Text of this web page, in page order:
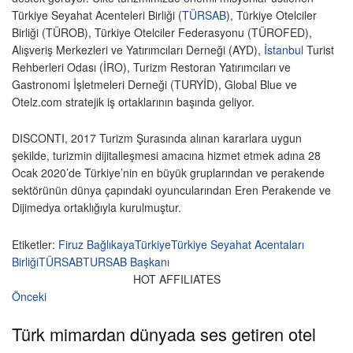
Türkiye Seyahat Acenteleri Birliği (TÜRSAB), Türkiye Otelciler
Birliği (TÜROB), Türkiye Otelciler Federasyonu (TÜROFED),
Alışveriş Merkezleri ve Yatırımcıları Derneği (AYD), İstanbul Turist
Rehberleri Odası (İRO), Turizm Restoran Yatırımcıları ve
Gastronomi İşletmeleri Derneği (TURYİD), Global Blue ve
Otelz.com stratejik iş ortaklarının başında geliyor.
DISCONTI, 2017 Turizm Şurasında alınan kararlara uygun
şekilde, turizmin dijitalleşmesi amacına hizmet etmek adına 28
Ocak 2020’de Türkiye’nin en büyük gruplarından ve perakende
sektörünün dünya çapındaki oyuncularından Eren Perakende ve
Dijimedya ortaklığıyla kurulmuştur.
Etiketler: Firuz BağlıkayaTürkiyeTürkiye Seyahat Acentaları
BirliğiTÜRSABTURSAB Başkanı
HOT AFFILIATES
Önceki
Türk mimardan dünyada ses getiren otel